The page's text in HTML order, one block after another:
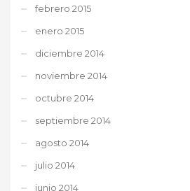
febrero 2015
enero 2015
diciembre 2014
noviembre 2014
octubre 2014
septiembre 2014
agosto 2014
julio 2014
junio 2014